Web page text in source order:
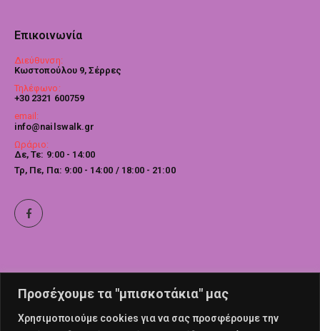
Προσέχουμε τα "μπισκοτάκια" μας
Χρησιμοποιούμε cookies για να σας προσφέρουμε την
Επικοινωνία
Διεύθυνση:
Κωστοπούλου 9, Σέρρες
Τηλέφωνο:
+30 2321 600759
email:
info@nailswalk.gr
Ωράριο:
Δε, Τε: 9:00 - 14:00
Τρ, Πε, Πα: 9:00 - 14:00 / 18:00 - 21:00